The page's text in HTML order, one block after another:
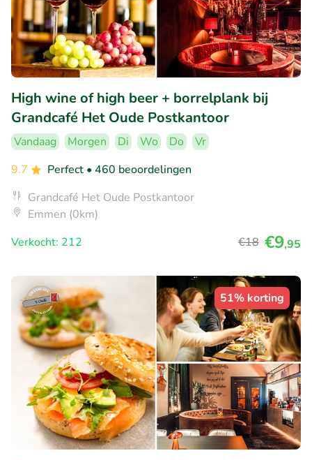
High wine of high beer + borrelplank bij
Grandcafé Het Oude Postkantoor
Vandaag Morgen Di Wo Do
Vr
9.7
Perfect • 460 beoordelingen
Grandcafé Het Oude Postkantoor
Emmen (0km)
Verkocht: 212
€18 €9,95
51% korting